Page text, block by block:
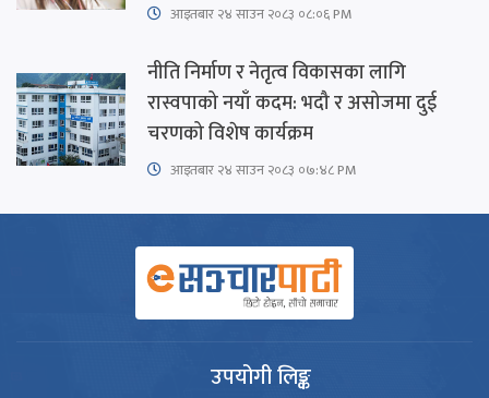
आइतबार​ २४ साउन २०८३ ०८:०६ PM
नीति निर्माण र नेतृत्व विकासका लागि
रास्वपाको नयाँ कदम: भदौ र असोजमा दुई
चरणको विशेष कार्यक्रम
आइतबार​ २४ साउन २०८३ ०७:४८ PM
उपयोगी लिङ्क